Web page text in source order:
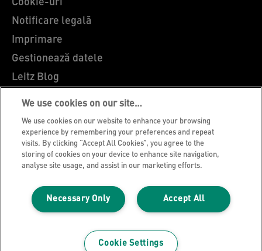
Cookie-uri
Notificare legală
Imprimare
Gestionează datele
Leitz Blog
Cariere
Leitz EasyPrint
Asistență pentru clienți
Ghidul de reciclare al ambalajelor
Condiții de garanție
Declarații de conformitate
Harta site-ului
© 2026 ACCO Brands
We use cookies on our site…
We use cookies on our website to enhance your browsing
experience by remembering your preferences and repeat
visits. By clicking “Accept All Cookies”, you agree to the
storing of cookies on your device to enhance site navigation,
analyse site usage, and assist in our marketing efforts.
Accept All
Necessary Only
Cookie Settings